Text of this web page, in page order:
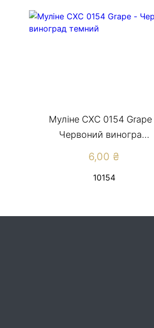
Муліне СХС 0154 Grape
Червоний виногра...
6,00 ₴
10154